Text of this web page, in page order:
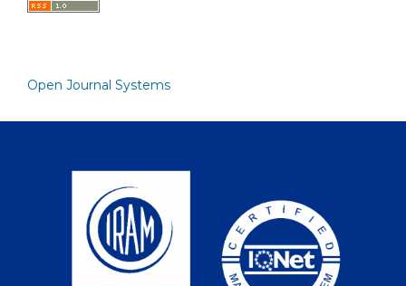
Open Journal Systems